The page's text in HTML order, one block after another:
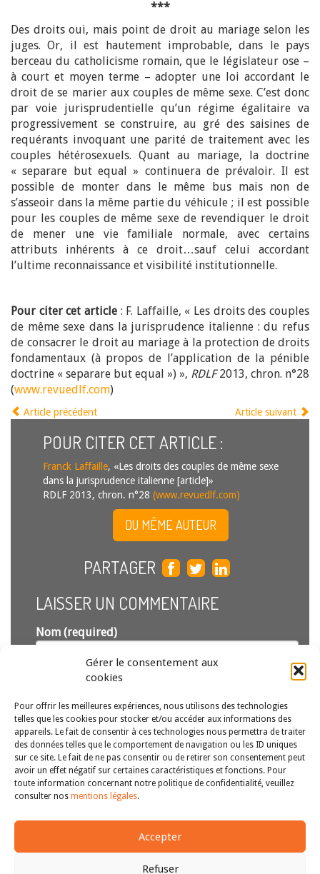
Gérer le consentement aux
cookies
Pour offrir les meilleures expériences, nous utilisons des technologies
telles que les cookies pour stocker et/ou accéder aux informations des
appareils. Le fait de consentir à ces technologies nous permettra de traiter
des données telles que le comportement de navigation ou les ID uniques
sur ce site. Le fait de ne pas consentir ou de retirer son consentement peut
avoir un effet négatif sur certaines caractéristiques et fonctions. Pour
toute information concernant notre politique de confidentialité, veuillez
consulter nos mentions légales.
Accepter
Refuser
***
Des droits oui, mais point de droit au mariage selon les
juges. Or, il est hautement improbable, dans le pays
berceau du catholicisme romain, que le législateur ose –
à court et moyen terme – adopter une loi accordant le
droit de se marier aux couples de même sexe. C’est donc
par voie jurisprudentielle qu’un régime égalitaire va
progressivement se construire, au gré des saisines de
requérants invoquant une parité de traitement avec les
couples hétérosexuels. Quant au mariage, la doctrine
« separare but equal » continuera de prévaloir. Il est
possible de monter dans le même bus mais non de
s’asseoir dans la même partie du véhicule ; il est possible
pour les couples de même sexe de revendiquer le droit
de mener une vie familiale normale, avec certains
attributs inhérents à ce droit…sauf celui accordant
l’ultime reconnaissance et visibilité institutionnelle.
Pour citer cet article: F. Laffaille, « Les droits des couples
de même sexe dans la jurisprudence italienne : du refus
de consacrer le droit au mariage à la protection de droits
fondamentaux (à propos de l’application de la pénible
doctrine « separare but equal ») », RDLF2013, chron. n°28
(www.revuedlf.com)
Article précédent Article suivant
POUR CITER CET ARTICLE :
Franck Laffaille, «Les droits des couples de même sexe
dans la jurisprudence italienne [article]»
RDLF 2013, chron. n°28 (www.revuedlf.com)
DU MÊME AUTEUR
PARTAGER
LAISSER UN COMMENTAIRE
Nom (required)
Email (required)